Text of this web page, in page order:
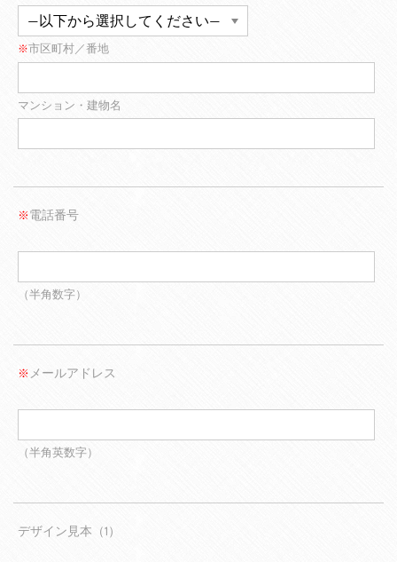
※市区町村／番地
マンション・建物名
※ 電話番号
（半角数字）
※ メールアドレス
（半角英数字）
デザイン見本（1）